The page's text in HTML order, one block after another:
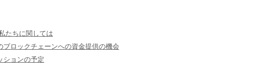
たちに関しては
ブロックチェーンへの資金提供の機会
ションの予定